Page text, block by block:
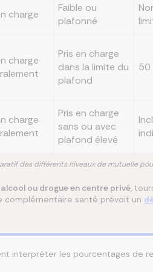
charge
Faible ou
plafonné
charge
Pris en charge
dans la limite du
plafond
50
charge
Pris en charge
sans ou avec
plafond élevé
des différents niveaux de mutuelle
ou drogue en centre privé,
complémentaire santé prévoit un
interpréter les pourcentages de